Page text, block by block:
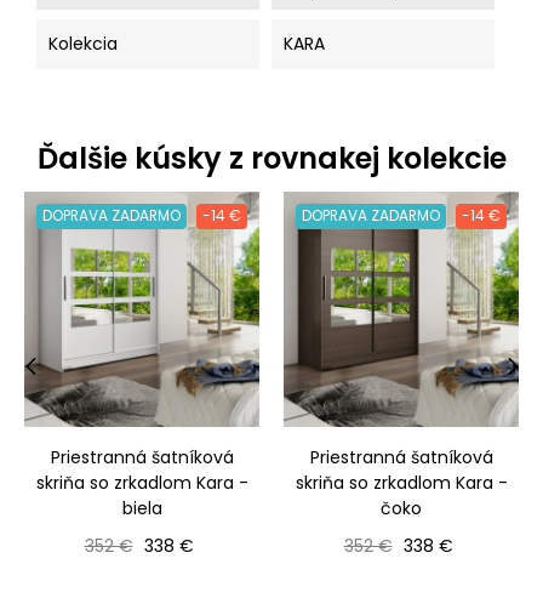
Kolekcia KARA
Ďalšie kúsky z rovnakej kolekcie
DOPRAVA ZADARMO -14 €
Priestranná šatníková
skriňa so zrkadlom Kara -
biela
Bežná cena
352 € Cena
338 €
DOPRAVA ZADARMO -14 €
Priestranná šatníková
skriňa so zrkadlom Kara -
čoko
Bežná cena
352 € Cena
338 €
‹ ›